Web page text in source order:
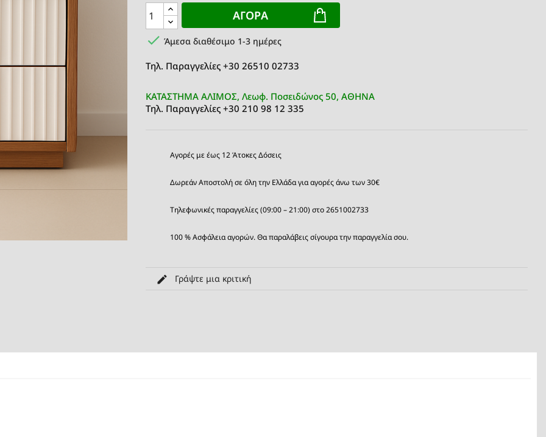
ΑΓΟΡΆ
 Άμεσα διαθέσιμο 1-3 ημέρες
Τηλ. Παραγγελίες +30 26510 02733
ΚΑΤΑΣΤΗΜΑ ΑΛΙΜΟΣ, Λεωφ. Ποσειδώνος 50, ΑΘΗΝΑ
Τηλ. Παραγγελίες +30 210 98 12 335
Αγορές με έως 12 Άτοκες Δόσεις
Δωρεάν Αποστολή σε όλη την Ελλάδα για αγορές άνω των 30€
Τηλεφωνικές παραγγελίες (09:00 – 21:00) στο 2651002733
100 % Ασφάλεια αγορών. Θα παραλάβεις σίγουρα την παραγγελία σου.
Γράψτε μια κριτική